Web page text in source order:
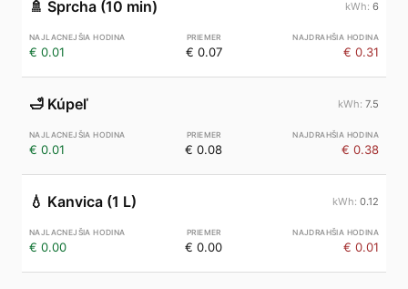
🚿 Sprcha (10 min) 6
€ 0.01 € 0.07 € 0.31
🛁 Kúpeľ 7.5
€ 0.01 € 0.08 € 0.38
💧 Kanvica (1 L) 0.12
€ 0.00 € 0.00 € 0.01